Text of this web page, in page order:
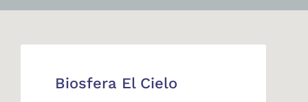
Biosfera El Cielo